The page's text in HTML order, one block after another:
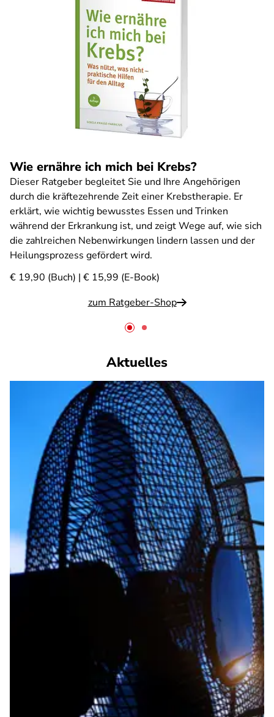
Wie ernähre ich mich bei Krebs?
Dieser Ratgeber begleitet Sie und Ihre Angehörigen
durch die kräftezehrende Zeit einer Krebstherapie. Er
erklärt, wie wichtig bewusstes Essen und Trinken
während der Erkrankung ist, und zeigt Wege auf, wie sich
die zahlreichen Nebenwirkungen lindern lassen und der
Heilungsprozess gefördert wird.
€ 19,90 (Buch) | € 15,99 (E-Book)
zum Ratgeber-Shop
Aktuelles